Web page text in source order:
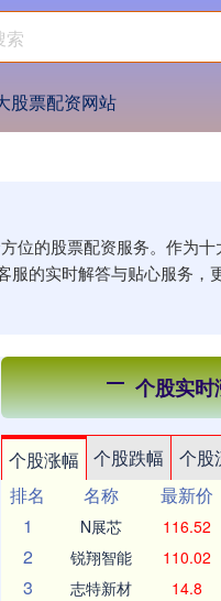
股票配资网站
位的股票配资服务。作为十
的实时解答与贴心服务，
个股实时
个股涨幅 个股跌幅 个股
排名
名称 最新价
1
N展芯 116.52
2 锐翔智能 110.02
3 志特新材 14.8